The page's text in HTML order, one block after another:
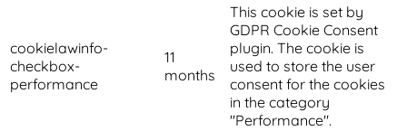
cookielawinfo-
checkbox-
performance
11
months
This cookie is set by
GDPR Cookie Consent
plugin. The cookie is
used to store the user
consent for the cookies
in the category
"Performance".